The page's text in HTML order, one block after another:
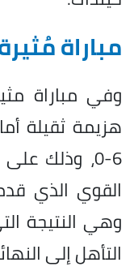
مباراة
وفي مباراة
هزيمة ثقيلة
6-0، وذلك
القوي الذي
وهي النتيجة
التأهل إلى